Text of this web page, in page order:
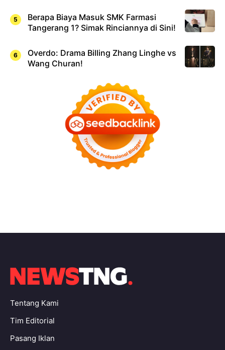
Berapa Biaya Masuk SMK Farmasi
Tangerang 1? Simak Rinciannya di Sini!
Overdo: Drama Billing Zhang Linghe vs
Wang Churan!
Tentang Kami
Tim Editorial
Pasang Iklan